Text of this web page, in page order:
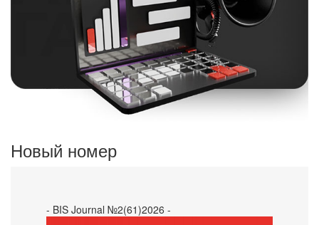
Новый номер
- BIS Journal №2(61)2026 -